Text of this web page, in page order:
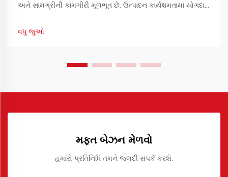
અને સામગ્રીની કામગીરી મૂળભૂત છે. ઉત્પાદન કાર્યક્ષમતામાં યોગદાન
વધુ જુઓ
મફત બેઝન મેળવો
હમારો પ્રતિનિધિ તમને જલદી સંપર્ક કરશે.